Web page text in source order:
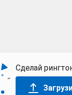
Сделай